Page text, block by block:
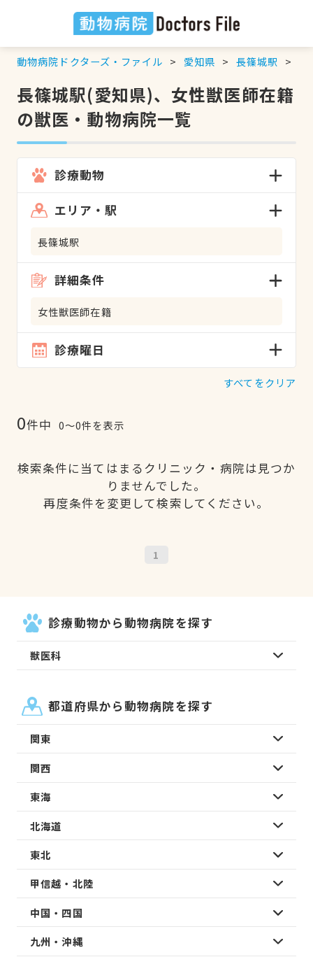
動物病院ドクターズ・ファイル 愛知県 長篠城駅
長篠城駅(愛知県)、女性獣医師在籍
の獣医・動物病院一覧
診療動物
エリア・駅
長篠城駅
詳細条件
女性獣医師在籍
診療曜日
すべてをクリア
0件中 0〜0件を表示
検索条件に当てはまるクリニック・病院は見つか
りませんでした。
再度条件を変更して検索してください。
1
診療動物から動物病院を探す
獣医科
都道府県から動物病院を探す
関東
関西
東海
北海道
東北
甲信越・北陸
中国・四国
九州・沖縄